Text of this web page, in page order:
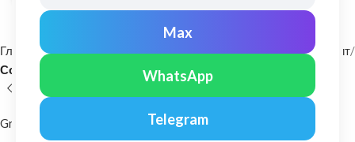
Max
WhatsApp
Telegram
Главная Фасадные материалы Металлический сайдинг и софит
Софит
Grand Line